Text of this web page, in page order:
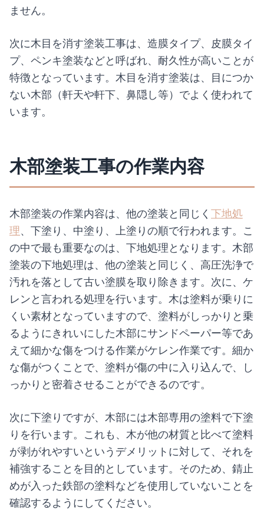
ません。
次に木目を消す塗装工事は、造膜タイプ、皮膜タイ
プ、ペンキ塗装などと呼ばれ、耐久性が高いことが
特徴となっています。木目を消す塗装は、目につか
ない木部（軒天や軒下、鼻隠し等）でよく使われて
います。
木部塗装工事の作業内容
木部塗装の作業内容は、他の塗装と同じく 下地処
理 、下塗り、中塗り、上塗りの順で行われます。こ
の中で最も重要なのは、下地処理となります。木部
塗装の下地処理は、他の塗装と同じく、高圧洗浄で
汚れを落として古い塗膜を取り除きます。次に、ケ
レンと言われる処理を行います。木は塗料が乗りに
くい素材となっていますので、塗料がしっかりと乗
るようにきれいにした木部にサンドペーパー等であ
えて細かな傷をつける作業がケレン作業です。細か
な傷がつくことで、塗料が傷の中に入り込んで、し
っかりと密着させることができるのです。
次に下塗りですが、木部には木部専用の塗料で下塗
りを行います。これも、木が他の材質と比べて塗料
が剥がれやすいというデメリットに対して、それを
補強することを目的としています。そのため、錆止
めが入った鉄部の塗料などを使用していないことを
確認するようにしてください。